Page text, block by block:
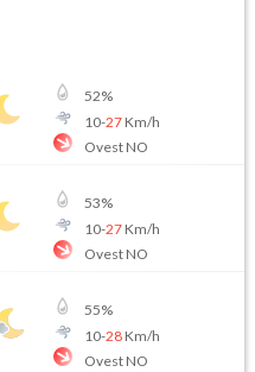
52%
10-27Km/h
Ovest NO
53%
10-27Km/h
Ovest NO
55%
10-28Km/h
Ovest NO